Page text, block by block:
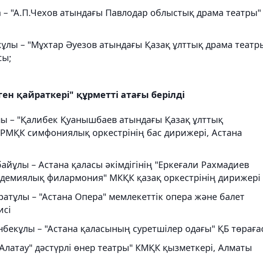
"А.П.Чехов атындағы Павлодар облыстық драма театры"
– "Мұхтар Әуезов атындағы Қазақ ұлттық драма
қайраткері" құрметті атағы берілді
– "Қалибек Қуанышбаев атындағы Қазақ ұлттық
симфониялық оркестрінің бас дирижері, Астана
– Астана қаласы әкімдігінің "Еркеғали Рахмадиев
филармония" МКҚК қазақ оркестрінің дирижері
– "Астана Опера" мемлекеттік опера және балет
– "Астана қаласының суретшілер одағы" ҚБ
дәстүрлі өнер театры" КМҚК қызметкері, Алматы